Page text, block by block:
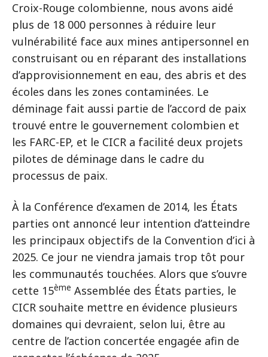
Croix-Rouge colombienne, nous avons aidé
plus de 18 000 personnes à réduire leur
vulnérabilité face aux mines antipersonnel en
construisant ou en réparant des installations
d’approvisionnement en eau, des abris et des
écoles dans les zones contaminées. Le
déminage fait aussi partie de l’accord de paix
trouvé entre le gouvernement colombien et
les FARC-EP, et le CICR a facilité deux projets
pilotes de déminage dans le cadre du
processus de paix.
À la Conférence d’examen de 2014, les États
parties ont annoncé leur intention d’atteindre
les principaux objectifs de la Convention d’ici à
2025. Ce jour ne viendra jamais trop tôt pour
les communautés touchées. Alors que s’ouvre
cette 15ème Assemblée des États parties, le
CICR souhaite mettre en évidence plusieurs
domaines qui devraient, selon lui, être au
centre de l’action concertée engagée afin de